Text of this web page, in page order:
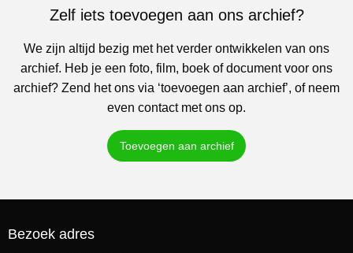
Zelf iets toevoegen aan ons archief?
We zijn altijd bezig met het verder ontwikkelen van ons
archief. Heb je een foto, film, boek of document voor ons
archief? Zend het ons via ‘toevoegen aan archief’, of neem
even contact met ons op.
Toevoegen aan archief
Bezoek adres